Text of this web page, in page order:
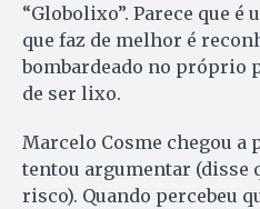
“Globolixo”. Parece que
que faz de melhor é
bombardeado no próprio
de ser lixo.
Marcelo Cosme chegou a
tentou argumentar (disse
risco). Quando percebeu